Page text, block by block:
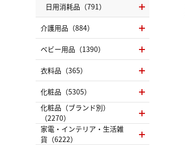
日用消耗品（791）
介護用品（884）
ベビー用品（1390）
衣料品（365）
化粧品（5305）
化粧品（ブランド別）
（2270）
家電・インテリア・生活雑
貨（6222）